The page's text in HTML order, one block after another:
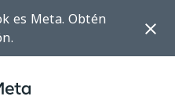
es Meta. Obtén